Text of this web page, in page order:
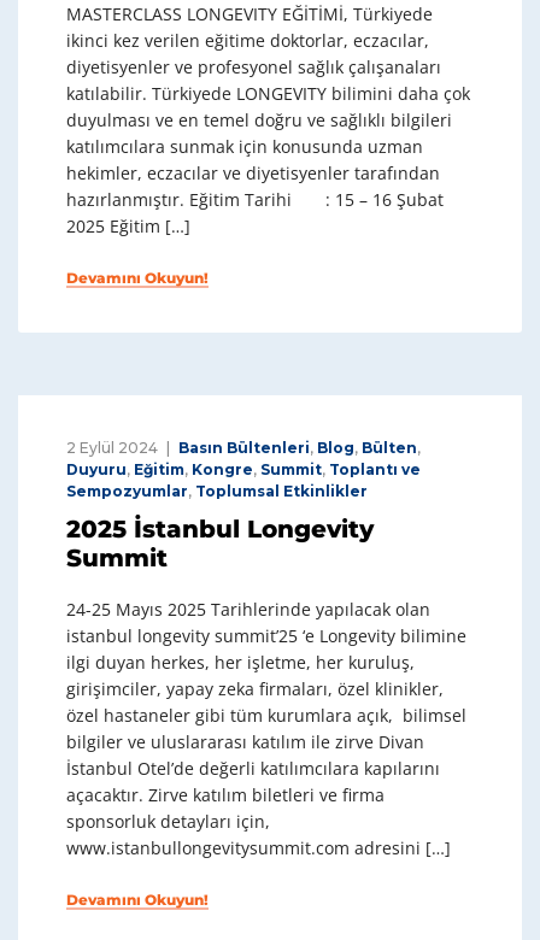
MASTERCLASS LONGEVITY EĞİTİMİ, Türkiyede
ikinci kez verilen eğitime doktorlar, eczacılar,
diyetisyenler ve profesyonel sağlık çalışanaları
katılabilir. Türkiyede LONGEVITY bilimini daha çok
duyulması ve en temel doğru ve sağlıklı bilgileri
katılımcılara sunmak için konusunda uzman
hekimler, eczacılar ve diyetisyenler tarafından
hazırlanmıştır. Eğitim Tarihi : 15 – 16 Şubat
2025 Eğitim […]
Devamını Okuyun!
2 Eylül 2024 Basın Bültenleri, Blog, Bülten,
Duyuru, Eğitim, Kongre, Summit, Toplantı ve
Sempozyumlar, Toplumsal Etkinlikler
2025 İstanbul Longevity
Summit
24-25 Mayıs 2025 Tarihlerinde yapılacak olan
istanbul longevity summit’25 ‘e Longevity bilimine
ilgi duyan herkes, her işletme, her kuruluş,
girişimciler, yapay zeka firmaları, özel klinikler,
özel hastaneler gibi tüm kurumlara açık, bilimsel
bilgiler ve uluslararası katılım ile zirve Divan
İstanbul Otel’de değerli katılımcılara kapılarını
açacaktır. Zirve katılım biletleri ve firma
sponsorluk detayları için,
www.istanbullongevitysummit.com adresini […]
Devamını Okuyun!